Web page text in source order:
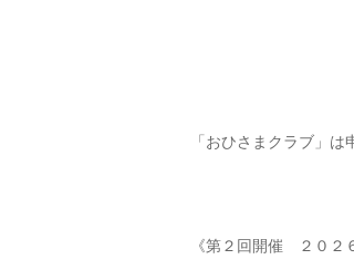
「おひさまクラブ」は
《第２回開催 ２０２